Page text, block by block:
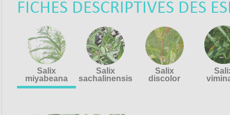
FICHES DESCRIPTIVES DES
Salix
miyabeana
Salix
sachalinensis
Salix
discolor